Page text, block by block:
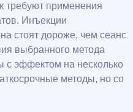
требуют применения
Инъекции
стоят дороже, чем сеанс
выбранного метода
с эффектом на несколько
методы, но со